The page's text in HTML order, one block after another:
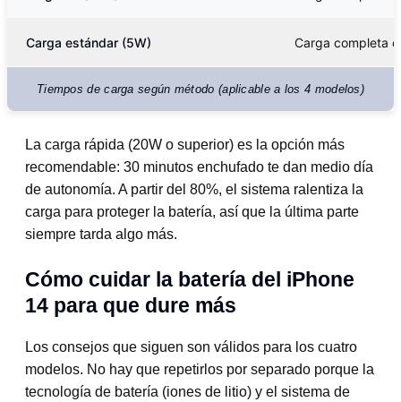
Carga estándar (5W) Carga completa
Tiempos de carga según método (aplicable a los 4 modelos)
La carga rápida (20W o superior) es la opción más
recomendable: 30 minutos enchufado te dan medio día
de autonomía. A partir del 80%, el sistema ralentiza la
carga para proteger la batería, así que la última parte
siempre tarda algo más.
Cómo cuidar la batería del iPhone
14 para que dure más
Los consejos que siguen son válidos para los cuatro
modelos. No hay que repetirlos por separado porque la
tecnología de batería (iones de litio) y el sistema de